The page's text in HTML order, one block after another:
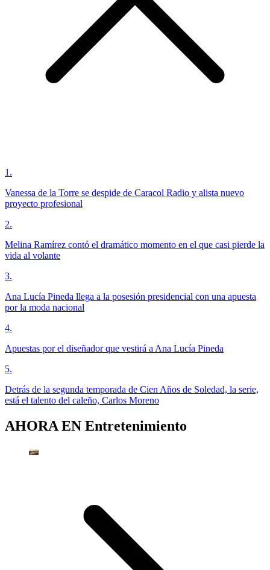
1 .
Vanessa de la Torre se despide de Caracol Radio y alista nuevo
proyecto profesional
2.
Melina Ramírez contó el dramático momento en el que casi pierde la
vida al volante
3.
Ana Lucía Pineda llega a la posesión presidencial con una apuesta
por la moda nacional
4.
Apuestas por el diseñador que vestirá a Ana Lucía Pineda
5.
Detrás de la segunda temporada de Cien Años de Soledad, la serie,
está el talento del caleño, Carlos Moreno
AHORA EN Entretenimiento